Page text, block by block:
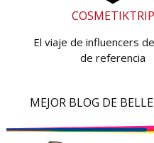
COSMETIKTRIP
El viaje de influencers
de referencia
MEJOR BLOG DE